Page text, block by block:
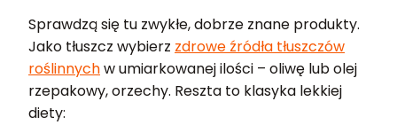
Sprawdzą się tu zwykłe, dobrze znane produkty.
Jako tłuszcz wybierz zdrowe źródła tłuszczów
roślinnychw umiarkowanej ilości – oliwę lub olej
rzepakowy, orzechy. Reszta to klasyka lekkiej
diety: